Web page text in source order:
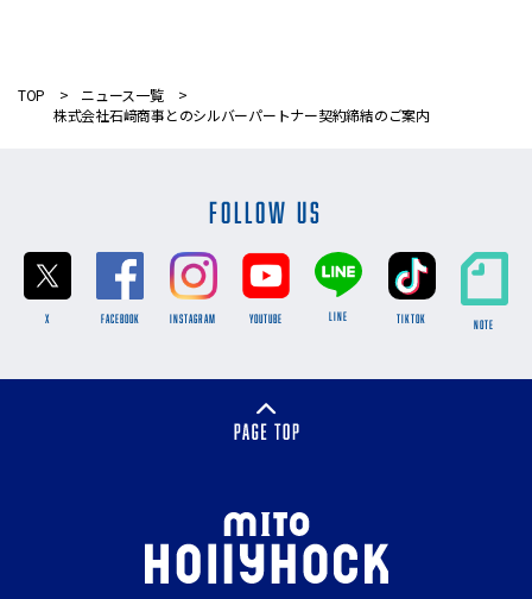
TOP
ニュース一覧
株式会社石﨑商事とのシルバーパートナー契約締結のご案内
FOLLOW US
X FACEBOOK INSTAGRAM YOUTUBE LINE TikTok NOTE